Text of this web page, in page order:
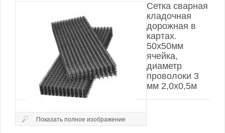
Показать полное изображение
Сетка сварная
кладочная
дорожная в
картах.
50х50мм
ячейка,
диаметр
проволоки 3
мм 2,0х0,5м